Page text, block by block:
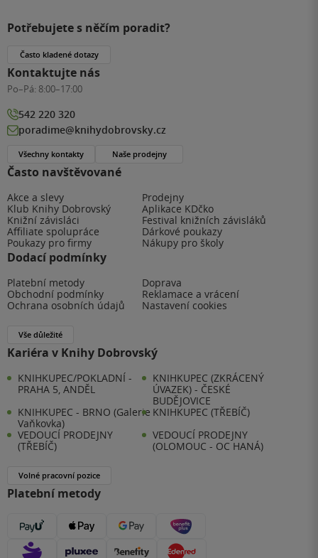
Často navštěvované
Akce a slevy
Prodejny
Klub Knihy Dobrovský
Aplikace KDčko
Knižní závisláci
Festival knižních závisláků
Affiliate spolupráce
Dárkové poukazy
Poukazy pro firmy
Nákupy pro školy
Dodací podmínky
Platební metody
Doprava
Obchodní podmínky
Reklamace a vrácení
Ochrana osobních údajů
Nastavení cookies
Vše důležité
Kariéra v Knihy Dobrovský
KNIHKUPEC/POKLADNÍ -
PRAHA 5, ANDĚL
KNIHKUPEC (ZKRÁCENÝ
ÚVAZEK) - ČESKÉ
BUDĚJOVICE
KNIHKUPEC - BRNO (Galerie
Vaňkovka)
KNIHKUPEC (TŘEBÍČ)
VEDOUCÍ PRODEJNY
(TŘEBÍČ)
VEDOUCÍ PRODEJNY
(OLOMOUC - OC HANÁ)
Volné pracovní pozice
Platební metody
Potřebujete s něčím poradit?
Často kladené dotazy
Kontaktujte nás
Po–Pá: 8:00–17:00
542 220 320
poradime@knihydobrovsky.cz
Všechny kontakty Naše prodejny